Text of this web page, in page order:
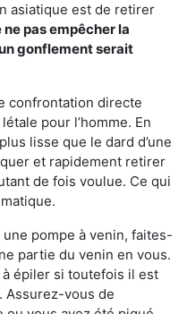
asiatique est de retirer
ne pas empêcher la
gonflement serait
confrontation directe
pour l’homme. En
lisse que le dard d’une
et rapidement retirer
de fois voulue. Ce qui
pompe à venin, faites-
partie du venin en vous.
à épiler si toutefois il est
Assurez-vous de